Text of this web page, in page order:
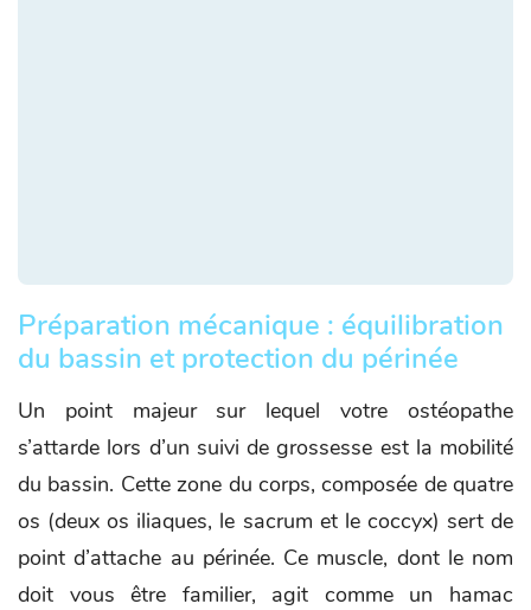
Préparation mécanique : équilibration
du bassin et protection du périnée
Un point majeur sur lequel votre ostéopathe
s’attarde lors d’un suivi de grossesse est la mobilité
du bassin. Cette zone du corps, composée de quatre
os (deux os iliaques, le sacrum et le coccyx) sert de
point d’attache au périnée. Ce muscle, dont le nom
doit vous être familier, agit comme un hamac